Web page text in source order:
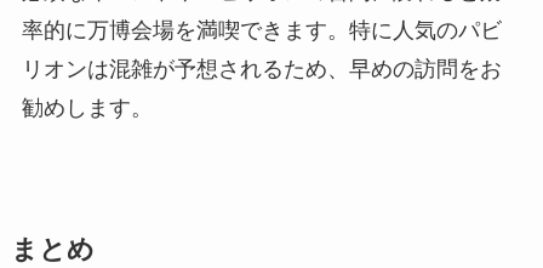
率的に万博会場を満喫できます。特に人気のパビ
リオンは混雑が予想されるため、早めの訪問をお
勧めします。
まとめ